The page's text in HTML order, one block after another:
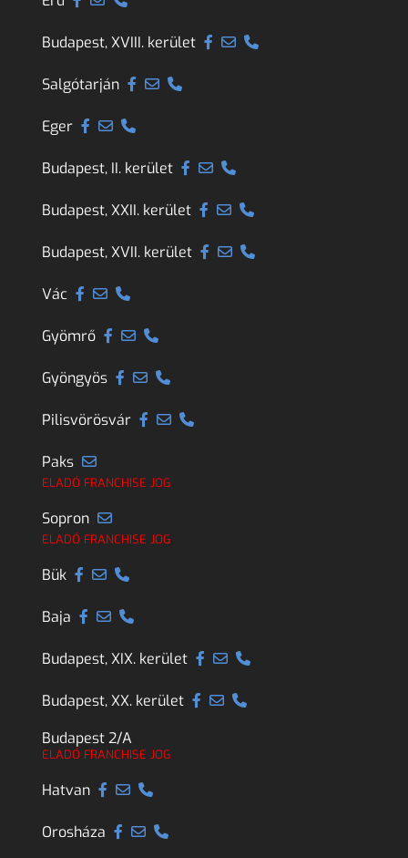
Budapest, XVIII. kerület
Salgótarján
Eger
Budapest, II. kerület
Budapest, XXII. kerület
Budapest, XVII. kerület
Vác
Gyömrő
Gyöngyös
Pilisvörösvár
Paks
ELADÓ FRANCHISE JOG
Sopron
ELADÓ FRANCHISE JOG
Bük
Baja
Budapest, XIX. kerület
Budapest, XX. kerület
Budapest 2/A
ELADÓ FRANCHISE JOG
Hatvan
Orosháza